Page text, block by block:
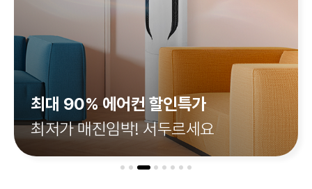
최대 90% 에어컨 할인특가
최저가 매진임박! 서두르세요